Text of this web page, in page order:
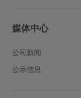
媒体中心
公司新闻
公示信息